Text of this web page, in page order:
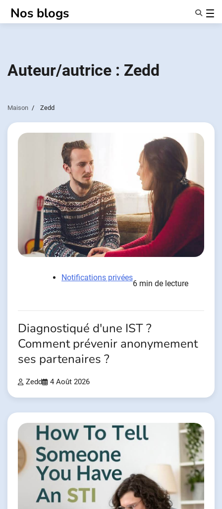
Nos blogs
NotifierPartenaires
Auteur/autrice : Zedd
Maison Zedd
Notifications privées
6 min de lecture
Diagnostiqué d'une IST ?
Comment prévenir anonymement
ses partenaires ?
Zedd 4 Août 2026